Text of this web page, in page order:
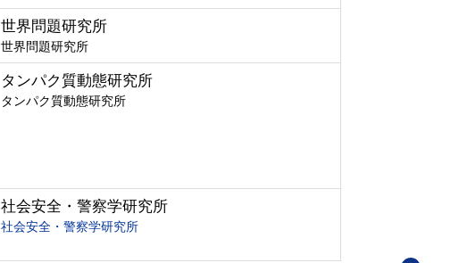
世界問題研究所
世界問題研究所
タンパク質動態研究所
タンパク質動態研究所
社会安全・警察学研究所
社会安全・警察学研究所